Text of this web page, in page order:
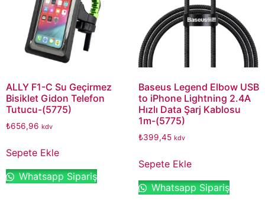
ALLY F1-C Su Geçirmez
Bisiklet Gidon Telefon
Tutucu-(5775)
₺656,96 kdv
Sepete Ekle
Whatsapp Sipariş
Baseus Legend Elbow USB
to iPhone Lightning 2.4A
Hızlı Data Şarj Kablosu
1m-(5775)
₺399,45 kdv
Sepete Ekle
Whatsapp Sipariş